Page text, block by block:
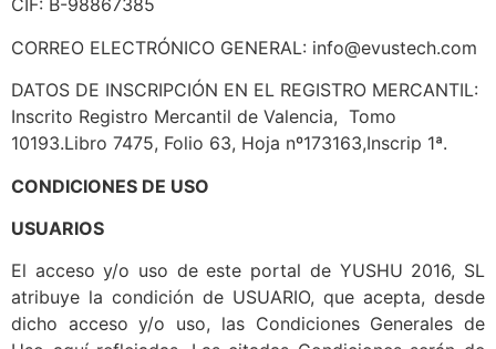
CIF: B-98867385
CORREO ELECTRÓNICO GENERAL: info@evustech.com
DATOS DE INSCRIPCIÓN EN EL REGISTRO MERCANTIL:
Inscrito Registro Mercantil de Valencia, Tomo
10193.Libro 7475, Folio 63, Hoja nº173163,Inscrip 1ª.
CONDICIONES DE USO
USUARIOS
El acceso y/o uso de este portal de YUSHU 2016, SL
atribuye la condición de USUARIO, que acepta, desde
dicho acceso y/o uso, las Condiciones Generales de